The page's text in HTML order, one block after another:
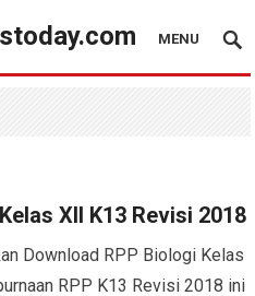
MENU
XII K13 Revisi 2018
Download RPP Biologi Kelas
RPP K13 Revisi 2018 ini